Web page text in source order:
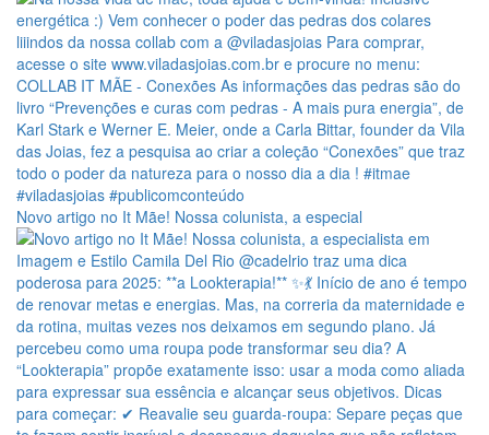
Novo artigo no It Mãe! Nossa colunista, a especial